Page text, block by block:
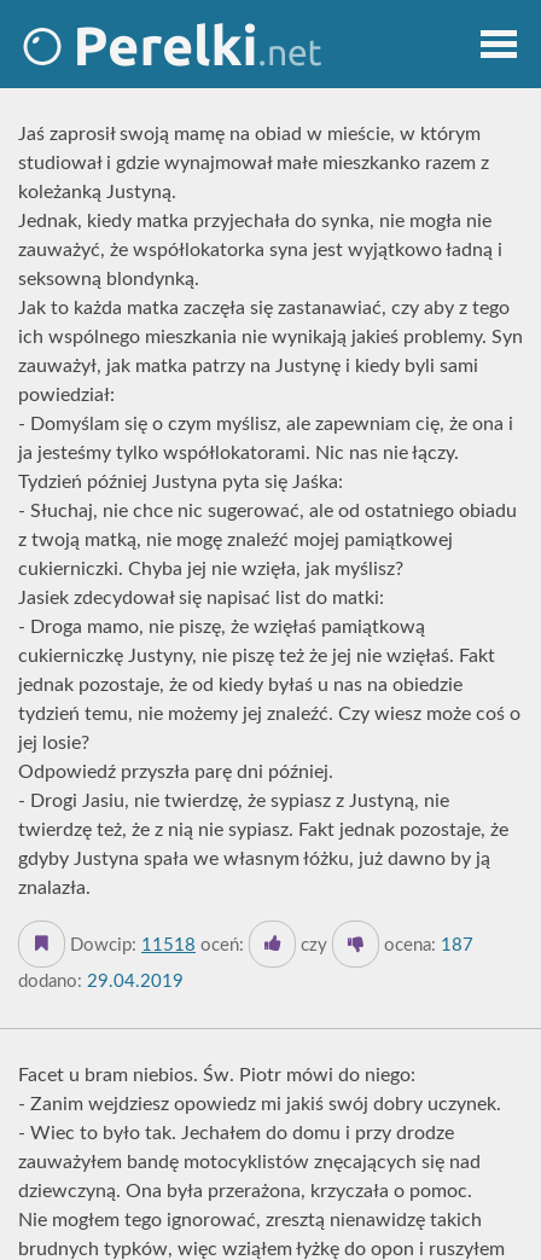
Jaś zaprosił swoją mamę na obiad w mieście, w którym
studiował i gdzie wynajmował małe mieszkanko razem z
koleżanką Justyną.
Jednak, kiedy matka przyjechała do synka, nie mogła nie
zauważyć, że współlokatorka syna jest wyjątkowo ładną i
seksowną blondynką.
Jak to każda matka zaczęła się zastanawiać, czy aby z tego
ich wspólnego mieszkania nie wynikają jakieś problemy. Syn
zauważył, jak matka patrzy na Justynę i kiedy byli sami
powiedział:
- Domyślam się o czym myślisz, ale zapewniam cię, że ona i
ja jesteśmy tylko współlokatorami. Nic nas nie łączy.
Tydzień później Justyna pyta się Jaśka:
- Słuchaj, nie chce nic sugerować, ale od ostatniego obiadu
z twoją matką, nie mogę znaleźć mojej pamiątkowej
cukierniczki. Chyba jej nie wzięła, jak myślisz?
Jasiek zdecydował się napisać list do matki:
- Droga mamo, nie piszę, że wzięłaś pamiątkową
cukierniczkę Justyny, nie piszę też że jej nie wzięłaś. Fakt
jednak pozostaje, że od kiedy byłaś u nas na obiedzie
tydzień temu, nie możemy jej znaleźć. Czy wiesz może coś o
jej losie?
Odpowiedź przyszła parę dni później.
- Drogi Jasiu, nie twierdzę, że sypiasz z Justyną, nie
twierdzę też, że z nią nie sypiasz. Fakt jednak pozostaje, że
gdyby Justyna spała we własnym łóżku, już dawno by ją
znalazła.
Dowcip: 11518 oceń: czy ocena: 187
dodano: 29.04.2019
Facet u bram niebios. Św. Piotr mówi do niego:
- Zanim wejdziesz opowiedz mi jakiś swój dobry uczynek.
- Wiec to było tak. Jechałem do domu i przy drodze
zauważyłem bandę motocyklistów znęcających się nad
dziewczyną. Ona była przerażona, krzyczała o pomoc.
Nie mogłem tego ignorować, zresztą nienawidzę takich
brudnych typków, więc wziąłem łyżkę do opon i ruszyłem